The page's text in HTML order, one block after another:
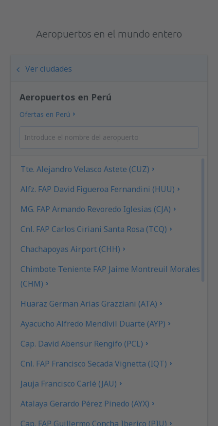
Aeropuertos en el mundo entero
Ver ciudades
Aeropuertos en Perú
Ofertas en Perú
Tte. Alejandro Velasco Astete (CUZ)
Alfz. FAP David Figueroa Fernandini (HUU)
MG. FAP Armando Revoredo Iglesias (CJA)
Cnl. FAP Carlos Ciriani Santa Rosa (TCQ)
Chachapoyas Airport (CHH)
Chimbote Teniente FAP Jaime Montreuil Morales
(CHM)
Huaraz German Arias Grazziani (ATA)
Ayacucho Alfredo Mendívil Duarte (AYP)
Cap. David Abensur Rengifo (PCL)
Cnl. FAP Francisco Secada Vignetta (IQT)
Jauja Francisco Carlé (JAU)
Atalaya Gerardo Pérez Pinedo (AYX)
Cap. FAP Guillermo Concha Iberico (PIU)